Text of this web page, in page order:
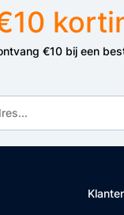
€10 bij een